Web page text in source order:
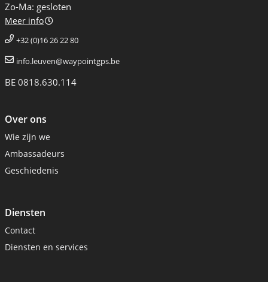
Zo-Ma: gesloten
Meer info
+32 (0)16 26 22 80
info.leuven@waypointgps.be
BE 0818.630.114
Over ons
Wie zijn we
Ambassadeurs
Geschiedenis
Diensten
Contact
Diensten en services